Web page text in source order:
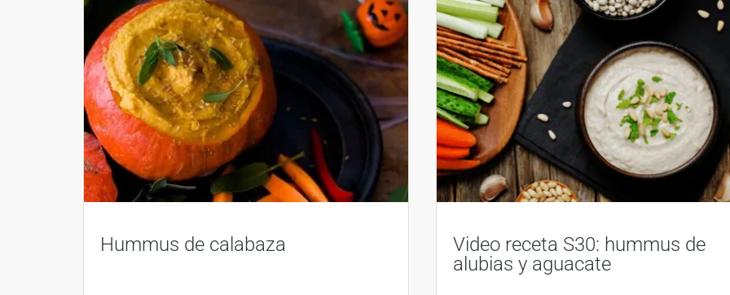
Hummus de calabaza
Video receta S30: hummus de
alubias y aguacate